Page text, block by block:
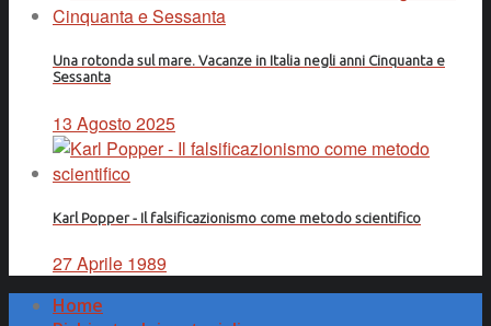
Una rotonda sul mare. Vacanze in Italia negli anni Cinquanta e
Sessanta
13 Agosto 2025
Karl Popper - Il falsificazionismo come metodo scientifico
27 Aprile 1989
Home